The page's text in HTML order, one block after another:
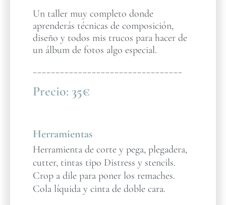
Un taller muy completo donde
aprenderás técnicas de composición,
diseño y todos mis trucos para hacer de
un álbum de fotos algo especial.
_________________________________
Precio: 35€
Herramientas
Herramienta de corte y pega, plegadera,
cutter, tintas tipo Distress y stencils.
Crop a dile para poner los remaches.
Cola líquida y cinta de doble cara.